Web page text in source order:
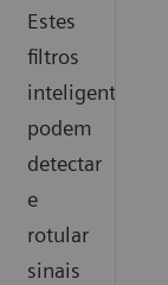
Estes
filtros
inteligentes
podem
detectar
e
rotular
sinais